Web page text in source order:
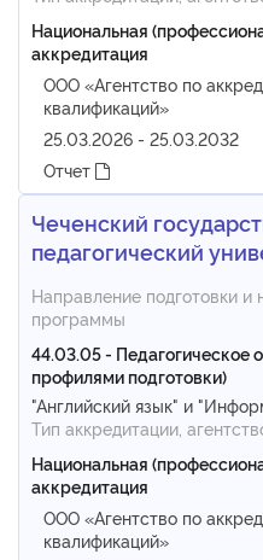
Национальная
аккредитация
ООО «Агентство по
квалификаций»
25.03.2026 - 25.03.2032
Отчет
Чеченский
педагогический
Направление подготовки и
программы
44.03.05 - Педагогическое
профилями подготовки)
"Английский язык" и
Тип аккредитации,
Национальная
аккредитация
ООО «Агентство по
квалификаций»